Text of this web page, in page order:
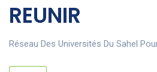
REUNIR
Réseau Des Universités Du Sahel